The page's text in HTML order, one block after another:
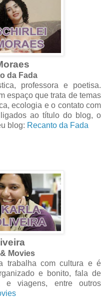
da Fada
professora e poetisa.
espaço que trata de temas
ecologia e o contato com
ao título do blog, o
blog: Recanto da Fada
Movies
trabalha com cultura e é
e bonito, fala de
e viagens, entre outros